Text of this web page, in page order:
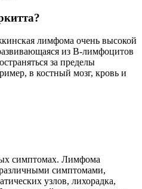
лимфома очень высокой
из B-лимфоцитов
за пределы
в костный мозг, кровь и
симптомах. Лимфома
симптомами,
узлов, лихорадка,